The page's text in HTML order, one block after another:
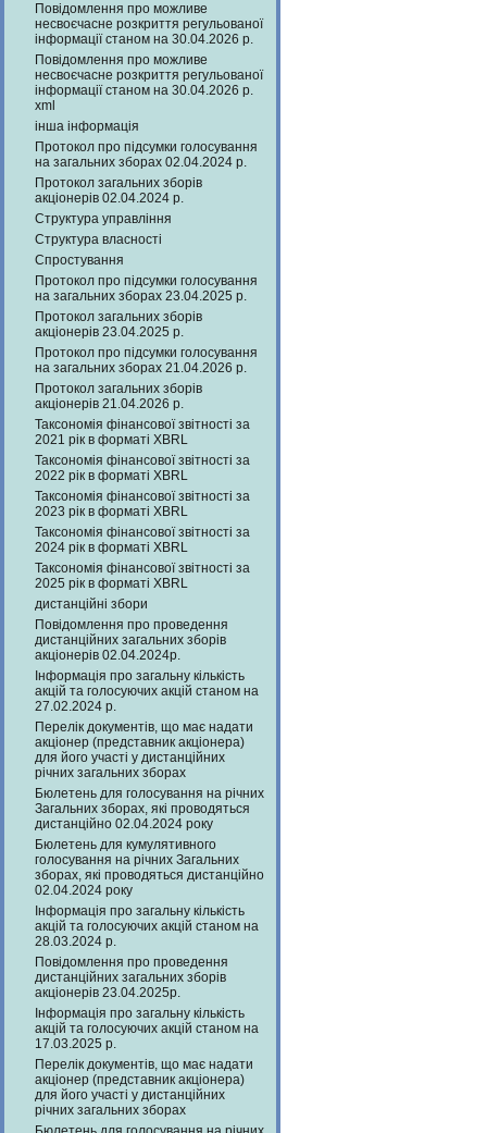
Повідомлення про можливе
несвоєчасне розкриття регульованої
інформації станом на 30.04.2026 р.
Повідомлення про можливе
несвоєчасне розкриття регульованої
інформації станом на 30.04.2026 р.
xml
інша інформація
Протокол про підсумки голосування
на загальних зборах 02.04.2024 р.
Протокол загальних зборів
акціонерів 02.04.2024 р.
Структура управління
Структура власності
Спростування
Протокол про підсумки голосування
на загальних зборах 23.04.2025 р.
Протокол загальних зборів
акціонерів 23.04.2025 р.
Протокол про підсумки голосування
на загальних зборах 21.04.2026 р.
Протокол загальних зборів
акціонерів 21.04.2026 р.
Таксономія фінансової звітності за
2021 рік в форматі XBRL
Таксономія фінансової звітності за
2022 рік в форматі XBRL
Таксономія фінансової звітності за
2023 рік в форматі XBRL
Таксономія фінансової звітності за
2024 рік в форматі XBRL
Таксономія фінансової звітності за
2025 рік в форматі XBRL
дистанційні збори
Повідомлення про проведення
дистанційних загальних зборів
акціонерів 02.04.2024р.
Інформація про загальну кількість
акцій та голосуючих акцій станом на
27.02.2024 р.
Перелік документів, що має надати
акціонер (представник акціонера)
для його участі у дистанційних
річних загальних зборах
Бюлетень для голосування на річних
Загальних зборах, які проводяться
дистанційно 02.04.2024 року
Бюлетень для кумулятивного
голосування на річних Загальних
зборах, які проводяться дистанційно
02.04.2024 року
Інформація про загальну кількість
акцій та голосуючих акцій станом на
28.03.2024 р.
Повідомлення про проведення
дистанційних загальних зборів
акціонерів 23.04.2025р.
Інформація про загальну кількість
акцій та голосуючих акцій станом на
17.03.2025 р.
Перелік документів, що має надати
акціонер (представник акціонера)
для його участі у дистанційних
річних загальних зборах